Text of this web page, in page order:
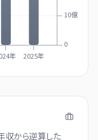
0
10億
年 2025年
収から逆算した